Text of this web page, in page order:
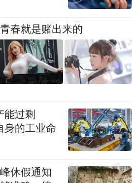
春就是赌出来的
能过剩
身的工业命
休假通知